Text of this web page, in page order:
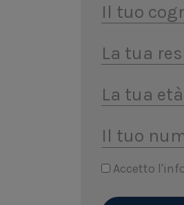
Il tuo
La tua
La tua età
Il tuo
Accetto